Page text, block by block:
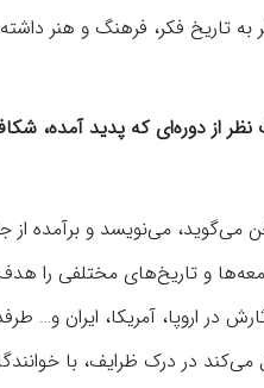
تاریخ فکر، فرهنگ و هنر
از دوره‌ای که پدید آمده،
می‌نویسد و برآمده از
و تاریخ‌های مختلفی را هدف
است، نویسنده‌ای که آثارش در اروپا، آمریکا،
در درک ظرایف، با